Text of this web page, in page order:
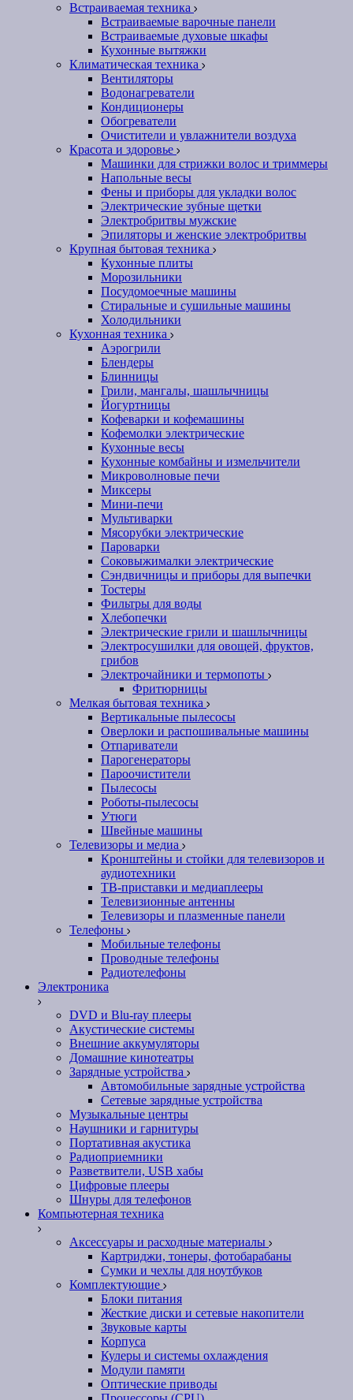
Встраиваемая техника
Встраиваемые варочные панели
Встраиваемые духовые шкафы
Кухонные вытяжки
Климатическая техника
Вентиляторы
Водонагреватели
Кондиционеры
Обогреватели
Очистители и увлажнители воздуха
Красота и здоровье
Машинки для стрижки волос и триммеры
Напольные весы
Фены и приборы для укладки волос
Электрические зубные щетки
Электробритвы мужские
Эпиляторы и женские электробритвы
Крупная бытовая техника
Кухонные плиты
Морозильники
Посудомоечные машины
Стиральные и сушильные машины
Холодильники
Кухонная техника
Аэрогрили
Блендеры
Блинницы
Грили, мангалы, шашлычницы
Йогуртницы
Кофеварки и кофемашины
Кофемолки электрические
Кухонные весы
Кухонные комбайны и измельчители
Микроволновые печи
Миксеры
Мини-печи
Мультиварки
Мясорубки электрические
Пароварки
Соковыжималки электрические
Сэндвичницы и приборы для выпечки
Тостеры
Фильтры для воды
Хлебопечки
Электрические грили и шашлычницы
Электросушилки для овощей, фруктов,
грибов
Электрочайники и термопоты
Фритюрницы
Мелкая бытовая техника
Вертикальные пылесосы
Оверлоки и распошивальные машины
Отпариватели
Парогенераторы
Пароочистители
Пылесосы
Роботы-пылесосы
Утюги
Швейные машины
Телевизоры и медиа
Кронштейны и стойки для телевизоров и
аудиотехники
ТВ-приставки и медиаплееры
Телевизионные антенны
Телевизоры и плазменные панели
Телефоны
Мобильные телефоны
Проводные телефоны
Радиотелефоны
Электроника
DVD и Blu-ray плееры
Акустические системы
Внешние аккумуляторы
Домашние кинотеатры
Зарядные устройства
Автомобильные зарядные устройства
Сетевые зарядные устройства
Музыкальные центры
Наушники и гарнитуры
Портативная акустика
Радиоприемники
Разветвители, USB хабы
Цифровые плееры
Шнуры для телефонов
Компьютерная техника
Аксессуары и расходные материалы
Картриджи, тонеры, фотобарабаны
Сумки и чехлы для ноутбуков
Комплектующие
Блоки питания
Жесткие диски и сетевые накопители
Звуковые карты
Корпуса
Кулеры и системы охлаждения
Модули памяти
Оптические приводы